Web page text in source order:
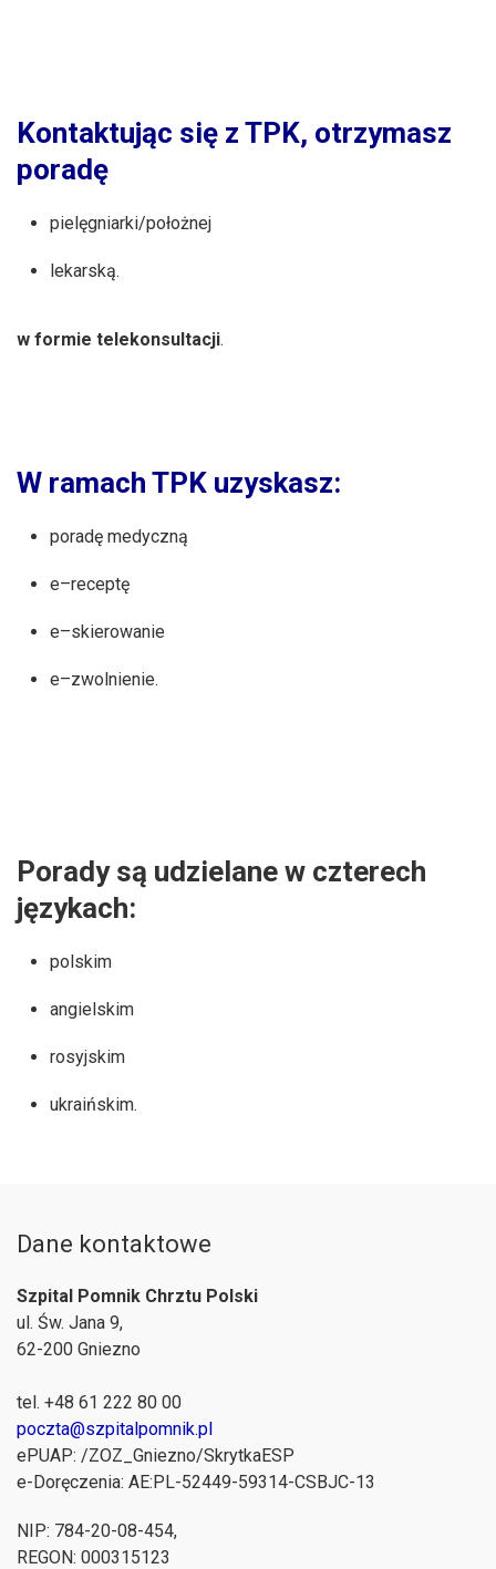
Kontaktując się z TPK, otrzymasz
poradę
pielęgniarki/położnej
lekarską.
w formie telekonsultacji.
W ramach TPK uzyskasz:
poradę medyczną
e–receptę
e–skierowanie
e–zwolnienie.
Porady są udzielane w czterech
językach:
polskim
angielskim
rosyjskim
ukraińskim.
Dane kontaktowe
Szpital Pomnik Chrztu Polski
ul. Św. Jana 9,
62-200 Gniezno
tel. +48 61 222 80 00
poczta@szpitalpomnik.pl
ePUAP: /ZOZ_Gniezno/SkrytkaESP
e-Doręczenia: AE:PL-52449-59314-CSBJC-13
NIP: 784-20-08-454,
REGON: 000315123